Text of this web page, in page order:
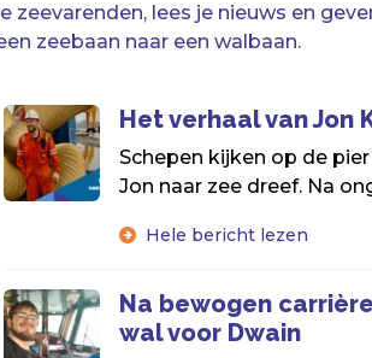
zeevarenden, lees je nieuws en
zeebaan naar een walbaan.
Het verhaal van Jon
Schepen kijken op de
Jon naar zee dreef. Na
Hele bericht lezen
Na bewogen
wal voor Dwain